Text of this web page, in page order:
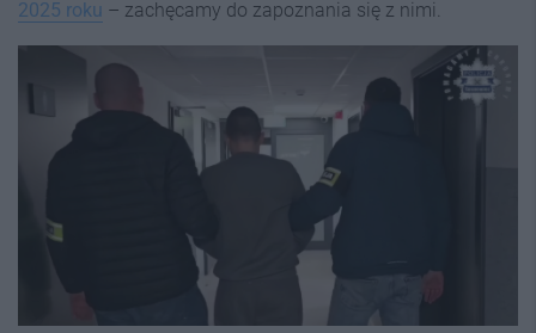
2025 roku – zachęcamy do zapoznania się z nimi.